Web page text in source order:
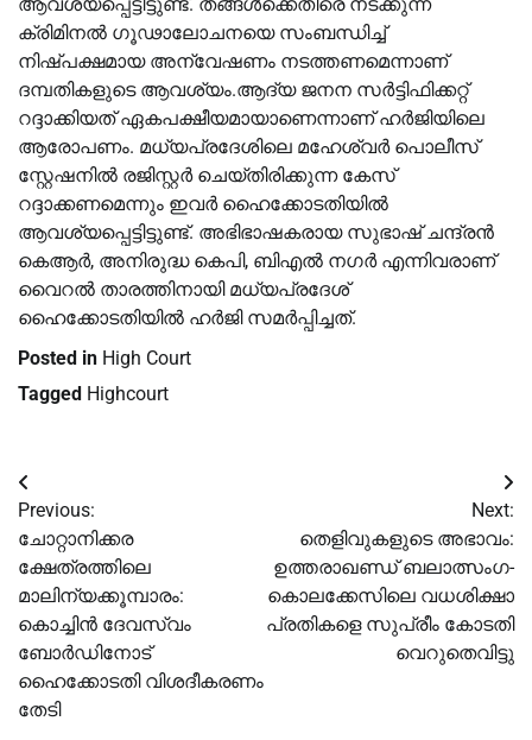
ക്രിമിനല്‍ ഗൂഢാലോചനയെ സംബന്ധിച്ച്‌
നിഷ്പക്ഷമായ അന്വേഷണം നടത്തണമെന്നാണ്
ദമ്പതികളുടെ ആവശ്യം.ആദ്യ ജനന സർട്ടിഫിക്കറ്റ്
റദ്ദാക്കിയത് ഏകപക്ഷീയമായാണെന്നാണ് ഹർജിയിലെ
ആരോപണം. മധ്യപ്രദേശിലെ മഹേശ്വർ പൊലീസ്
സ്റ്റേഷനില്‍ രജിസ്റ്റർ ചെയ്തിരിക്കുന്ന കേസ്
റദ്ദാക്കണമെന്നും ഇവർ ഹൈക്കോടതിയില്‍
ആവശ്യപ്പെട്ടിട്ടുണ്ട്. അഭിഭാഷകരായ സുഭാഷ് ചന്ദ്രൻ
കെആർ, അനിരുദ്ധ കെപി, ബി‌എല്‍ നഗർ എന്നിവരാണ്
വൈറല്‍ താരത്തിനായി മധ്യപ്രദേശ്
ഹൈക്കോടതിയില്‍ ഹർജി സമർപ്പിച്ചത്.
Posted in High Court
Tagged Highcourt
Post
navigation
Previous:
ചോറ്റാനിക്കര
ക്ഷേത്രത്തിലെ
മാലിന്യക്കൂമ്പാരം:
കൊച്ചിൻ ദേവസ്വം
ബോർഡിനോട്
ഹൈക്കോടതി വിശദീകരണം
തേടി
Next:
തെളിവുകളുടെ അഭാവം:
ഉത്തരാഖണ്ഡ് ബലാത്സംഗ-
കൊലക്കേസിലെ വധശിക്ഷാ
പ്രതികളെ സുപ്രീം കോടതി
വെറുതെവിട്ടു